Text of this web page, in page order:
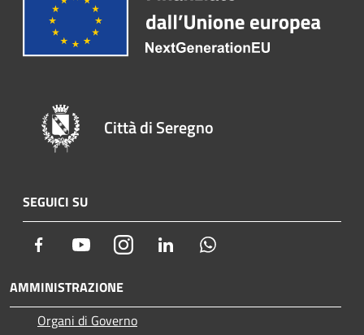
Città di Seregno
SEGUICI SU
Facebook YoutubeInstagram LinkedIn
AMMINISTRAZIONE
Organi di Governo